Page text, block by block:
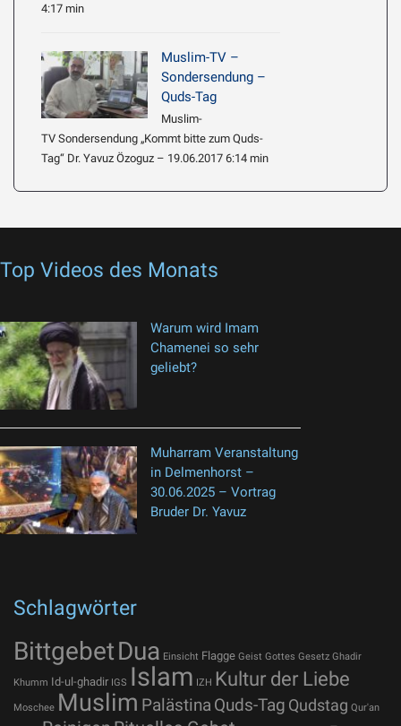
4:17 min
Muslim-TV –
Sondersendung –
Quds-Tag
Muslim-
TV Sondersendung „Kommt bitte zum Quds-
Tag“ Dr. Yavuz Özoguz – 19.06.2017 6:14 min
Top Videos des Monats
Warum wird Imam
Chamenei so sehr
geliebt?
Muharram Veranstaltung
in Delmenhorst –
30.06.2025 – Vortrag
Bruder Dr. Yavuz
Schlagwörter
BittgebetDua Einsicht Flagge Geist Gottes Gesetz Ghadir
Khumm Id-ul-ghadir IGS Islam IZH Kultur der Liebe
Moschee Muslim Palästina Quds-Tag Qudstag Qur'an